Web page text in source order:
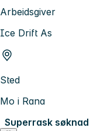
Arbeidsgiver
Ice Drift As
Sted
Mo i Rana
Superrask søknad